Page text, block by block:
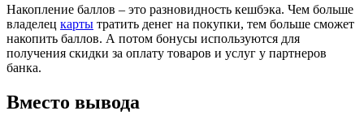
Накопление баллов – это разновидность кешбэка. Чем больше
владелец карты тратить денег на покупки, тем больше сможет
накопить баллов. А потом бонусы используются для
получения скидки за оплату товаров и услуг у партнеров
банка.
Вместо вывода